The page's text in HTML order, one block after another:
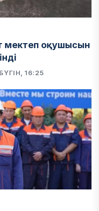
мектеп оқушысын
БҮГІН, 16:25